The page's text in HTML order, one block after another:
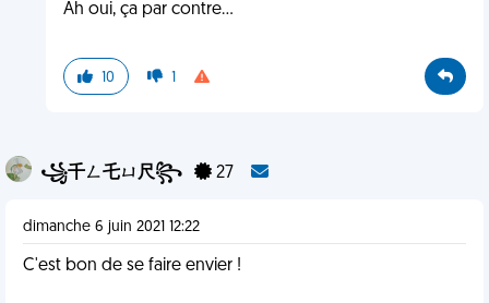
Ah oui, ça par contre...
10 1
꧁千ㄥ乇ㄩ尺꧂ 27
dimanche 6 juin 2021 12:22
C'est bon de se faire envier !